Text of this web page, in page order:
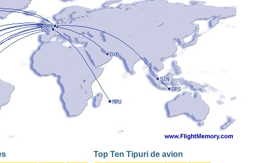
Top Ten Tipuri de avion